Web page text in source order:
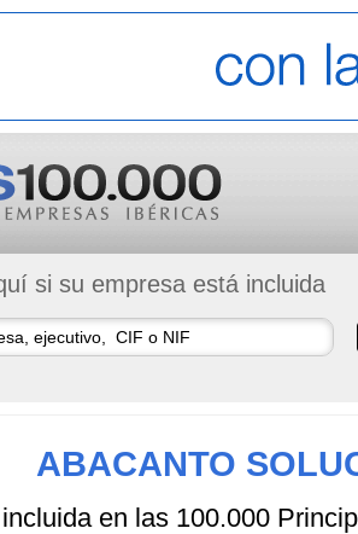
si su empresa está incluida
ABACANTO
en las 100.000